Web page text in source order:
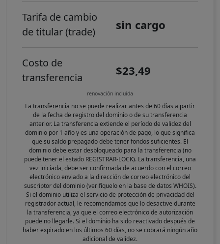
Tarifa de cambio
de titular (trade)
sin cargo
Costo de
transferencia
$23,49
renovación incluida
La transferencia no se puede realizar antes de 60 días a partir
de la fecha de registro del dominio o de su transferencia
anterior. La transferencia extiende el período de validez del
dominio por 1 año y es una operación de pago, lo que significa
que su saldo prepagado debe tener fondos suficientes. El
dominio debe estar desbloqueado para la transferencia (no
puede tener el estado REGISTRAR-LOCK). La transferencia, una
vez iniciada, debe ser confirmada de acuerdo con el correo
electrónico enviado a la dirección de correo electrónico del
suscriptor del dominio (verifíquelo en la base de datos WHOIS).
Si el dominio utiliza el servicio de protección de privacidad del
registrador actual, le recomendamos que lo desactive durante
la transferencia, ya que el correo electrónico de autorización
puede no llegarle. Si el dominio ha sido reactivado después de
haber expirado en los últimos 60 días, no se cobrará ningún año
adicional de validez.